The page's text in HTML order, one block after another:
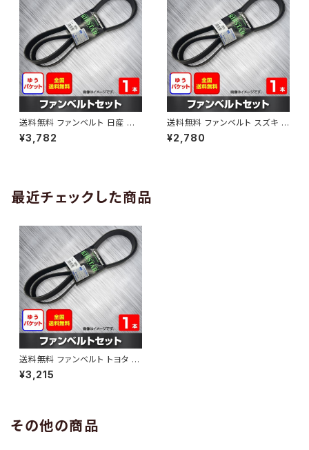
送料無料 ファンベルト 日産 キ
ューブ 型式Z12 H20.11～H24.
10 （国内トップメーカー） 1本 H
¥3,782
送料無料 ファンベルト スズキ ワ
ゴンR 型式MH34S H24.09～
H29.02 （国内トップメーカー）
¥2,780
最近チェックした商品
送料無料 ファンベルト トヨタ ア
ベンシス 型式ZRT272W H24.
02～H27.05 （国内トップメー
¥3,215
その他の商品